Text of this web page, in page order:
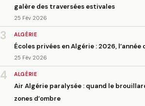
galère des traversées estivales
25 Fév 2026
3 ALGÉRIE
Écoles privées en Algérie : 2026,
25 Fév 2026
4 ALGÉRIE
Air Algérie paralysée : quand le
zones d’ombre